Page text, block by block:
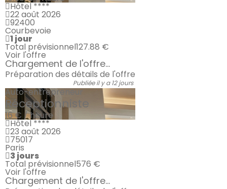
Hôtel ****
22 août 2026
92400
Courbevoie
1 jour
Total prévisionnel127.88 €
Voir l'offre
Chargement de l'offre...
Préparation des détails de l'offre
Publiée il y a 12 jours
Auto-entrepreneur
Réceptionniste
16 € / heure
Hôtel ****
23 août 2026
75017
Paris
3 jours
Total prévisionnel576 €
Voir l'offre
Chargement de l'offre...